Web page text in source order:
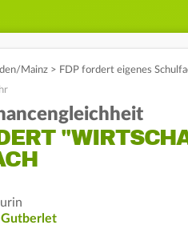
Mainz > FDP fordert eigenes
Gutberlet